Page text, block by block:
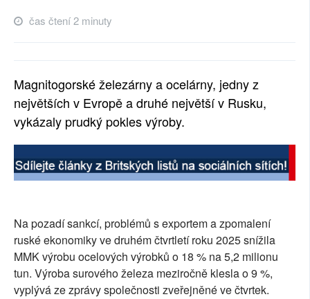
RUBRIKY
čas čtení 2 minuty
Magnitogorské železárny a ocelárny, jedny z
největších v Evropě a druhé největší v Rusku,
vykázaly prudký pokles výroby.
Na pozadí sankcí, problémů s exportem a zpomalení
ruské ekonomiky ve druhém čtvrtletí roku 2025 snížila
MMK výrobu ocelových výrobků o 18 % na 5,2 milionu
tun. Výroba surového železa meziročně klesla o 9 %,
vyplývá ze zprávy společnosti zveřejněné ve čtvrtek.